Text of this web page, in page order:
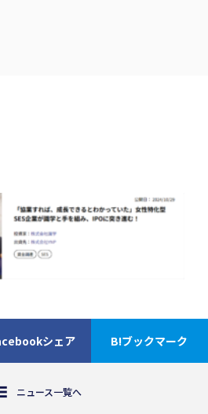
シェア B!ブックマーク
ニュース一覧へ